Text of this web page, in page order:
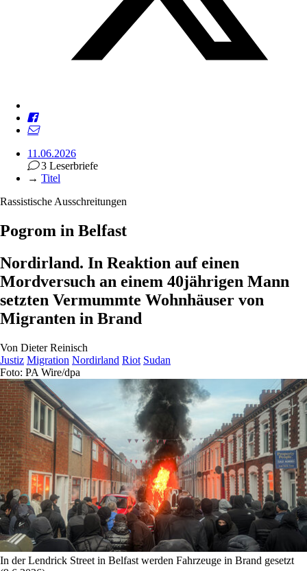
11.06.2026
3 Leserbriefe
→ Titel
Rassistische Ausschreitungen
Pogrom in Belfast
Nordirland. In Reaktion auf einen
Mordversuch an einem 40jährigen Mann
setzten Vermummte Wohnhäuser von
Migranten in Brand
Von Dieter Reinisch
Justiz Migration Nordirland Riot Sudan
Foto: PA Wire/dpa
In der Lendrick Street in Belfast werden Fahrzeuge in Brand gesetzt